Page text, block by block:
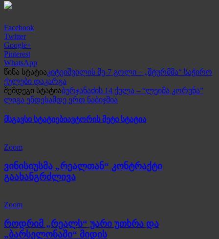
Facebook
Twitter
Google+
Pinterest
WhatsApp
წინა სტატიაკიტეიშვილის მე-7 გოლი – „შტურმმა“ საჭირო
ქულები დაკარგა
შემდეგი სტატიაბურჯანაძის 14 ქულა – “ლეიმა კორუნა”
ლიგა ენდესამდე ერთ ნაბიჯშია
მსგავსი სტატიებიავტორის მეტი სტატია
Zoom
ვინისიუსმა „რეალთან“ კონტრაქტი
გაახანგრძლივა
Zoom
როდრიმ „რეალს“ უარი უთხრა და
„ბარსელონაში“ მიდის